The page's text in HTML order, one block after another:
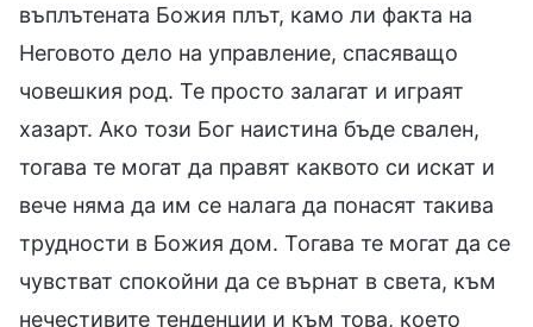
въплътената Божия плът, камо ли факта на
Неговото дело на управление, спасяващо
човешкия род. Те просто залагат и играят
хазарт. Ако този Бог наистина бъде свален,
тогава те могат да правят каквото си искат и
вече няма да им се налага да понасят такива
трудности в Божия дом. Тогава те могат да се
чувстват спокойни да се върнат в света, към
нечестивите тенденции и към това, което